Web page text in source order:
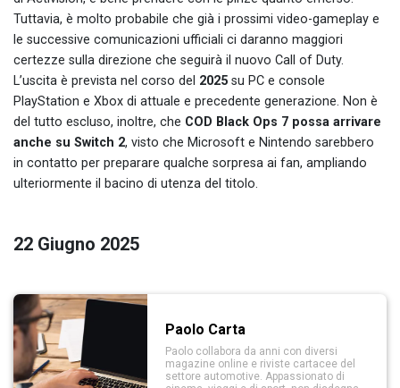
Tuttavia, è molto probabile che già i prossimi video-gameplay e
le successive comunicazioni ufficiali ci daranno maggiori
certezze sulla direzione che seguirà il nuovo Call of Duty.
L’uscita è prevista nel corso del 2025 su PC e console
PlayStation e Xbox di attuale e precedente generazione. Non è
del tutto escluso, inoltre, che COD Black Ops 7 possa arrivare
anche su Switch 2, visto che Microsoft e Nintendo sarebbero
in contatto per preparare qualche sorpresa ai fan, ampliando
ulteriormente il bacino di utenza del titolo.
22 Giugno 2025
Paolo Carta
Paolo collabora da anni con diversi
magazine online e riviste cartacee del
settore automotive. Appassionato di